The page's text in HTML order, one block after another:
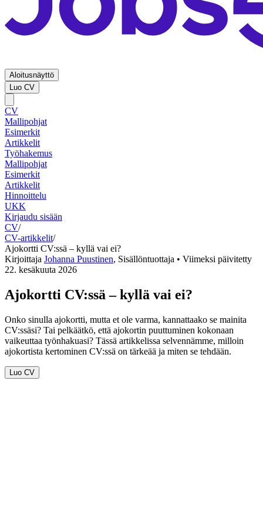
Aloitusnäyttö
Luo CV
CV
Mallipohjat
Esimerkit
Artikkelit
Työhakemus
Mallipohjat
Esimerkit
Artikkelit
Hinnoittelu
UKK
Kirjaudu sisään
CV/
CV-artikkelit/
Ajokortti CV:ssä – kyllä vai ei?
Kirjoittaja Johanna Puustinen, Sisällöntuottaja • Viimeksi päivitetty
22. kesäkuuta 2026
Ajokortti CV:ssä – kyllä vai ei?
Onko sinulla ajokortti, mutta et ole varma, kannattaako se mainita
CV:ssäsi? Tai pelkäätkö, että ajokortin puuttuminen kokonaan
vaikeuttaa työnhakuasi? Tässä artikkelissa selvennämme, milloin
ajokortista kertominen CV:ssä on tärkeää ja miten se tehdään.
Luo CV